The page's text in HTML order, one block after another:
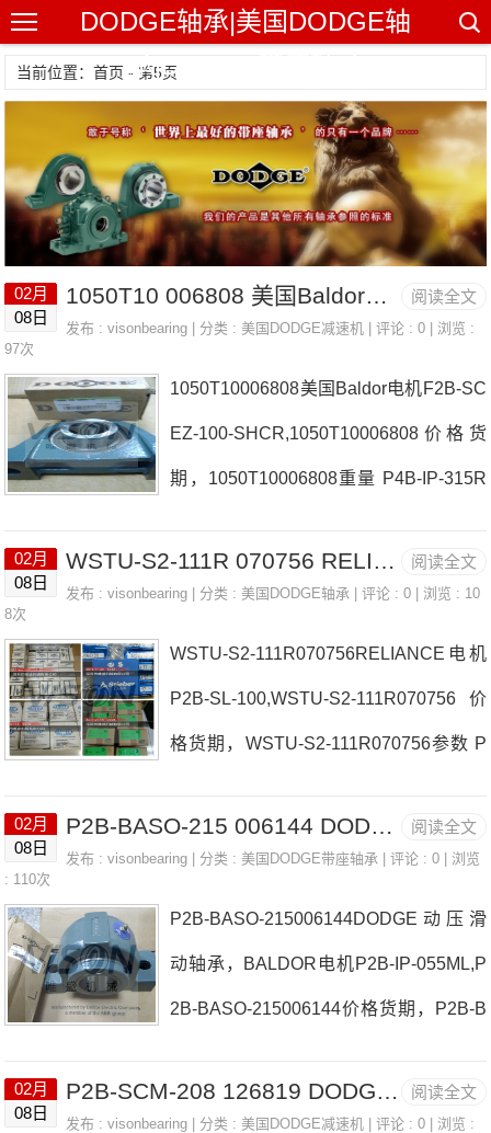
DODGE轴承|美国DODGE轴
承|DODGE带座轴承
当前位置：首页 - 第5页
阅读全文
02月
08日
1050T10 006808 美国Baldor电机 INS-SCEZ-104S-SS
发布 :visonbearing | 分类 :美国DODGE减速机 | 评论 : 0 | 浏览 :
97次
1050T10006808美国Baldor电机F2B-SC
EZ-100-SHCR,1050T10006808价格货
期，1050T10006808重量 P4B-IP-315R
S2-115RF2B-SXR-111日本EASE轴承10
C-107日本EASE轴承1050T10006808参
数1050T10006808价格,1050T10006808
采购 热销型号推荐：1050T10006808，
DULP3热销品牌推荐：P2B-IP-111LP2B
阅读全文
02月
08日
WSTU-S2-111R 070756 RELIANCE电机 P2B-SXRB-112
发布 :visonbearing | 分类 :美国DODGE轴承 | 评论 : 0 | 浏览 : 10
8次
WSTU-S2-111R070756RELIANCE电机
P2B-SL-100,WSTU-S2-111R070756价
格货期，WSTU-S2-111R070756参数 P
1R070756厂家P2B-SCAH-115FC-S2-4
756价格F2B-LT7-112P2B-IP-112RE日
本EASE轴承WSTU-S2-111R070756参
数WSTU-S2-111R070756价格,WSTU-S
TU-S2-111R070756，PSHE15 NUTR2
阅读全文
02月
08日
P2B-BASO-215 006144 DODGE动压滑动轴承，BALDOR电机 P2B-IP-107LE
发布 :visonbearing | 分类 :美国DODGE带座轴承 | 评论 : 0 | 浏览
: 110次
P2B-BASO-215006144DODGE动压滑
动轴承，BALDOR电机P2B-IP-055ML,P
2B-BASO-215006144价格货期，P2B-B
日本EASE轴承P2B-BASO-215006144
阅读全文
02月
08日
P2B-SCM-208 126819 DODGE CST，DODEG皮带皮带轮 P2B-IP-107LE
发布 :visonbearing | 分类 :美国DODGE减速机 | 评论 : 0 | 浏览 :